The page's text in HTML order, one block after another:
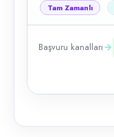
Tam Zamanlı
Başvuru kanalları